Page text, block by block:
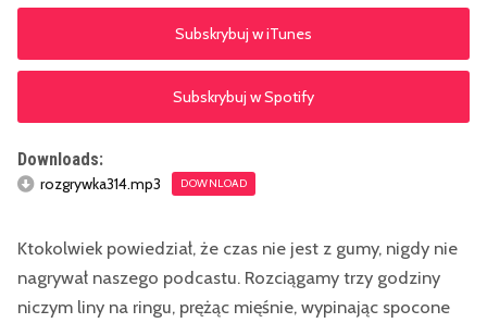
Subskrybuj w iTunes
Subskrybuj w Spotify
Downloads:
rozgrywka314.mp3 DOWNLOAD
Ktokolwiek powiedział, że czas nie jest z gumy, nigdy nie
nagrywał naszego podcastu. Rozciągamy trzy godziny
niczym liny na ringu, prężąc mięśnie, wypinając spocone